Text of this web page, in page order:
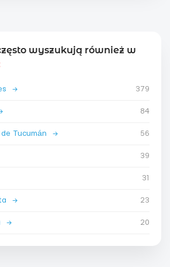
wyszukują również w
→ 379
84
Tucumán → 56
39
31
→ 23
→ 20